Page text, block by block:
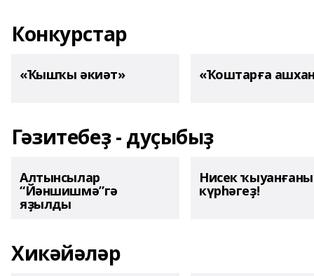
Конкурстар
«Ҡышҡы әкиәт» «Ҡоштарға
Гәзитебеҙ - дуҫыбыҙ
Алтынсылар
“Йәншишмә”гә
яҙылды
Нисек
күрһәгеҙ!
Хикәйәләр